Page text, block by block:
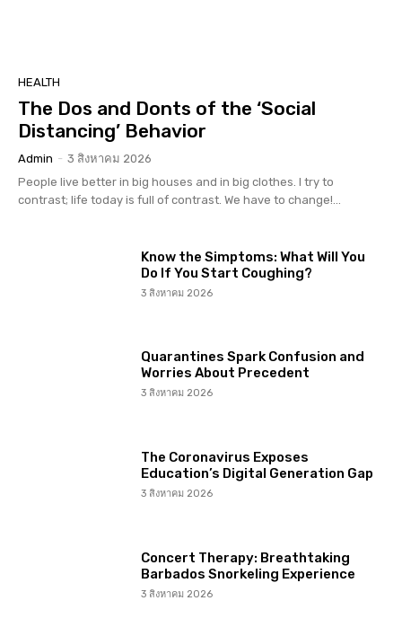
HEALTH
The Dos and Donts of the ‘Social
Distancing’ Behavior
Admin - 3 สิงหาคม 2026
People live better in big houses and in big clothes. I try to
contrast; life today is full of contrast. We have to change!...
Know the Simptoms: What Will You
Do If You Start Coughing?
3 สิงหาคม 2026
Quarantines Spark Confusion and
Worries About Precedent
3 สิงหาคม 2026
The Coronavirus Exposes
Education’s Digital Generation Gap
3 สิงหาคม 2026
Concert Therapy: Breathtaking
Barbados Snorkeling Experience
3 สิงหาคม 2026